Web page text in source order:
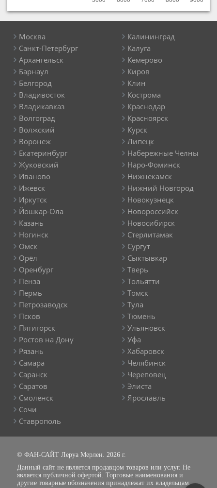
Москва
Санкт-Петербург
Архангельск
Барнаул
Белгород
Владивосток
Владикавказ
Волгоград
Волжский
Воронеж
Екатеринбург
Жуковский
Иваново
Ижевск
Иркутск
Йошкар-Ола
Казань
Калининград
Калуга
Кемерово
Киров
Клин
Кострома
Краснодар
Красноярск
Курск
Липецк
Набережные Челны
Наро-Фоминск
Нижнекамск
Нижний Новгород
Новокузнецк
Новороссийск
Новосибирск
Ногинск
Омск
Орёл
Оренбург
Пенза
Пермь
Петрозаводск
Псков
Пятигорск
Ростов на Дону
Рязань
Самара
Саранск
Саратов
Смоленск
Сочи
Ставрополь
Стерлитамак
Сургут
Сыктывкар
Тверь
Тольятти
Томск
Тула
Тюмень
Ульяновск
Уфа
Хабаровск
Челябинск
Череповец
Элиста
Ярославль
© ФАН-САЙТ Леруа Мерлен. 2026 г.
Данный сайт не является продавцом товаров или услуг. Не
является публичной офертой. Торговые наименования и
другие товарные обозначения принадлежат их владельцам.